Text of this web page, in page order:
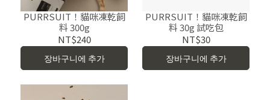
PURRSUIT！貓咪凍乾飼
料 300g
NT$240
장바구니에 추가
PURRSUIT！貓咪凍乾飼
料 30g 試吃包
NT$30
장바구니에 추가